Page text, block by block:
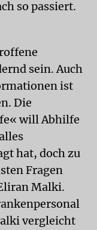
so passiert.
sein. Auch
ist
Die
will Abhilfe
hat, doch zu
Fragen
Malki.
vergleicht